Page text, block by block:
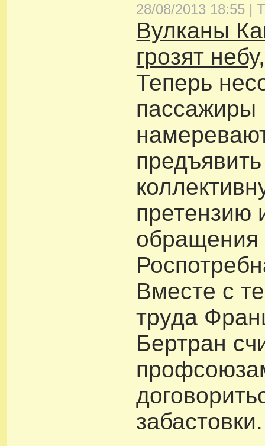
28/08/2013 18:55 |
Вулканы
грозят
Теперь
пассажиры
претензию
обращения
Вместе с
труда
Бертран
забастовки.